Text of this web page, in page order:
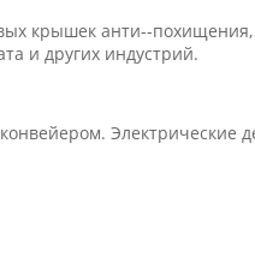
крышек анти--
и других индустрий.
Электрические